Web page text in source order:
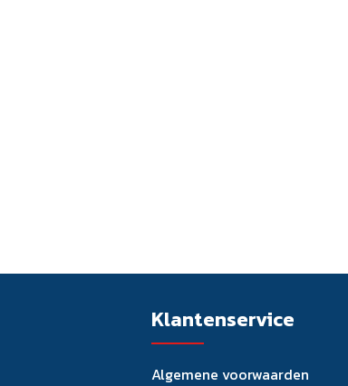
Klantenservice
Algemene voorwaarden